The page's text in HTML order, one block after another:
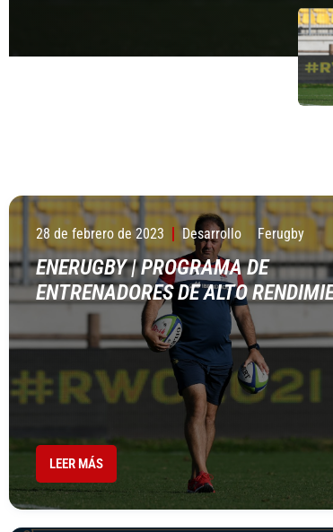
28 de febrero de 2023 Desarrollo Ferugby
ENERUGBY | PROGRAMA DE
ENTRENADORES DE ALTO
LEER MÁS